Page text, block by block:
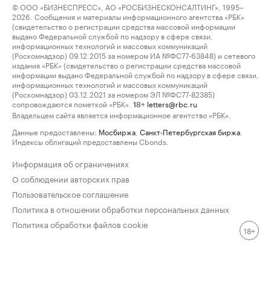
© ООО «БИЗНЕСПРЕСС», АО «РОСБИЗНЕСКОНСАЛТИНГ», 1995–
2026. Сообщения и материалы информационного агентства «РБК»
(свидетельство о регистрации средства массовой информации
выдано Федеральной службой по надзору в сфере связи,
информационных технологий и массовых коммуникаций
(Роскомнадзор) 09.12.2015 за номером ИА №ФС77-63848) и сетевого
издания «РБК» (свидетельство о регистрации средства массовой
информации выдано Федеральной службой по надзору в сфере связи,
информационных технологий и массовых коммуникаций
(Роскомнадзор) 03.12.2021 за номером ЭЛ №ФС77-82385)
сопровождаются пометкой «РБК».
18+ letters@rbc.ru
Владельцем сайта является информационное агентство «РБК».
Данные предоставлены: Мосбиржа Санкт-Петербургская биржа
Индексы облигаций предоставлены Cbonds.
Информация об ограничениях
О соблюдении авторских прав
Пользовательское соглашение
Политика в отношении обработки персональных данных
Политика обработки файлов cookie
18+